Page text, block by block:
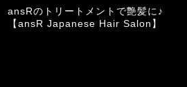
ansRのトリートメントで艶髪に♪
【ansR Japanese Hair Salon】